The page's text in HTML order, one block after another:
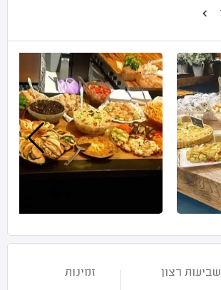
שביעות רצון
זמינות